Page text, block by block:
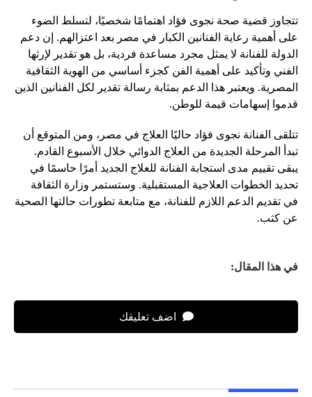
تتجاوز قضية صحة نجوى فؤاد اهتمامًا شخصيًا، لتسلط الضوء
على أهمية رعاية الفنانين الكبار في مصر بعد اعتزالهم. إن دعم
الدولة للفنانة لا يمثل مجرد مساعدة فردية، بل هو تقدير لإرثها
الفني وتأكيد على أهمية الفن كجزء أساسي من الهوية الثقافية
المصرية. ويعتبر هذا الدعم بمثابة رسالة تقدير لكل الفنانين الذين
قدموا إسهامات قيمة للوطن.
تتلقى الفنانة نجوى فؤاد حاليًا العلاج في مصر، ومن المتوقع أن
تبدأ المرحلة الجديدة من العلاج الدوائي خلال الأسبوع القادم.
يبقى تقييم مدى استجابة الفنانة للعلاج الجديد أمرًا حاسمًا في
تحديد الخطوات العلاجية المستقبلية. وستستمر وزارة الثقافة
في تقديم الدعم اللازم للفنانة، مع متابعة تطورات حالتها الصحية
عن كثب.
في هذا المقال:
اضف تعليقك